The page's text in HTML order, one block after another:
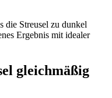
die Streusel zu dunkel
Ergebnis mit idealer
gleichmäßig